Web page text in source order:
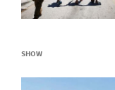
SHOW